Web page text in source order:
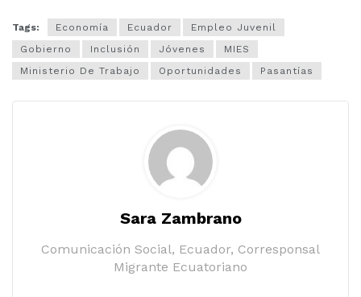
Tags: Economía Ecuador
Empleo Juvenil
Gobierno
Inclusión Jóvenes
MIES
Ministerio De Trabajo
Oportunidades Pasantías
Sara Zambrano
Comunicación Social, Ecuador, Corresponsal
Migrante Ecuatoriano